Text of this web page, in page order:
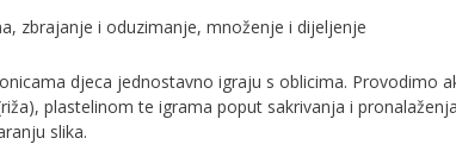
zbrajanje i oduzimanje, množenje i dijeljenje
djeca jednostavno igraju s oblicima. Provodimo
plastelinom te igrama poput sakrivanja i
slika.